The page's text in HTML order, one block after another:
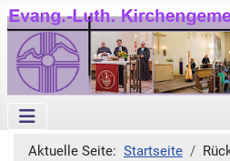
Aktuelle Seite: Startseite